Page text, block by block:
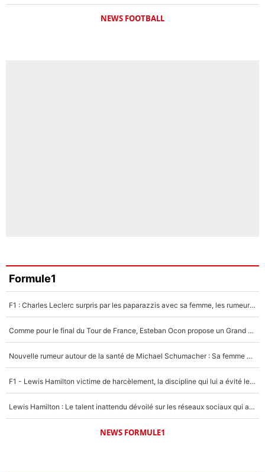
NEWS FOOTBALL
Formule1
F1 : Charles Leclerc surpris par les paparazzis avec sa femme, les rumeurs étaient vraies !
Comme pour le final du Tour de France, Esteban Ocon propose un Grand Prix de Formule 1 à Paris : «Autour de l’Arc de Triomphe, ce serait génial» !
Nouvelle rumeur autour de la santé de Michael Schumacher : Sa femme Corinna sort du silence
F1 - Lewis Hamilton victime de harcèlement, la discipline qui lui a évité le pire : «J'aurais probablement mal tourné»
Lewis Hamilton : Le talent inattendu dévoilé sur les réseaux sociaux qui a impressionné Kim Kardashian pendant leurs vacances en amoureux !
NEWS FORMULE1